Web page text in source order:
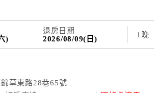
)
退房日期
2026/08/09(日)
1 晚
草東路28巷65號